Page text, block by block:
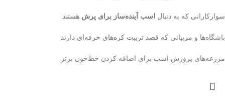
سوارکارانی که به دنبال اسب آینده‌ساز برای پرش هستند
باشگاه‌ها و مربیانی که قصد تربیت کره‌های حرفه‌ای دارند
مزرعه‌های پرورش اسب برای اضافه کردن خط‌خون برتر